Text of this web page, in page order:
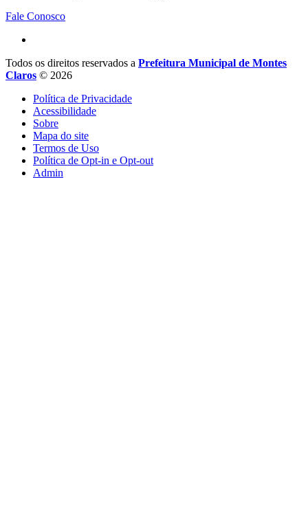
Fale Conosco
Todos os direitos reservados a Prefeitura Municipal de Montes
Claros © 2026
Política de Privacidade
Acessibilidade
Sobre
Mapa do site
Termos de Uso
Política de Opt-in e Opt-out
Admin